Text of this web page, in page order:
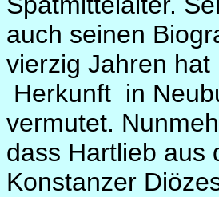
auch seinen
vierzig Jahren
Herkunft in
vermutet.
dass Hartlieb aus
Konstanzer